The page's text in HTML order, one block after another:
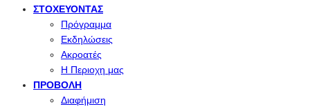
ΣΤΟΧΕΎΟΝΤΑΣ
Πρόγραμμα
Εκδηλώσεις
Ακροατές
Η Περιοχη μας
ΠΡΟΒΟΛΉ
Διαφήμιση